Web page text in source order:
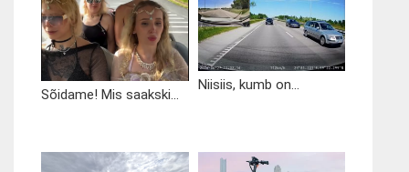
Sõidame! Mis saakski...
Niisiis, kumb on...